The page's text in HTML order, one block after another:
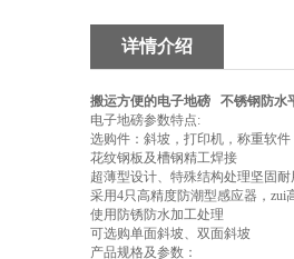
详情介绍
搬运方便的电子地磅 不锈钢防水
电子地磅参数特点:
选购件：斜坡，打印机，称重软件
花纹钢板及槽钢精工焊接
超薄型设计、特殊结构处理坚固耐
采用4只高精度防潮型感应器，zui
使用防锈防水加工处理
可选购单面斜坡、双面斜坡
产品规格及参数：